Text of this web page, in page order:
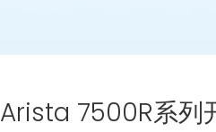
Arista 7500R系列